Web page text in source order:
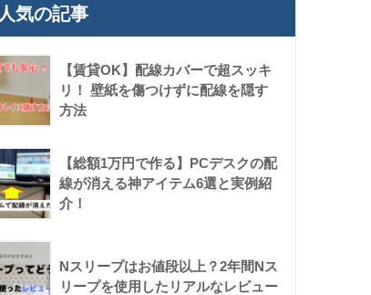
人気の記事
【賃貸OK】配線カバーで超スッキ
リ！ 壁紙を傷つけずに配線を隠す
方法
【総額1万円で作る】PCデスクの配
線が消える神アイテム6選と実例紹
介！
Nスリープはお値段以上？2年間Nス
リープを使用したリアルなレビュー